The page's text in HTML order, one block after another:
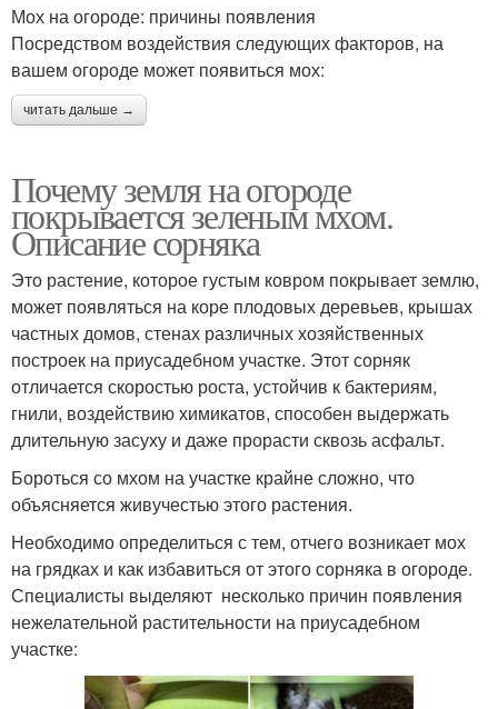
Мох на огороде: причины появления
Посредством воздействия следующих факторов, на
вашем огороде может появиться мох:
читать дальше →
Почему земля на огороде
покрывается зеленым мхом.
Описание сорняка
Это растение, которое густым ковром покрывает землю,
может появляться на коре плодовых деревьев, крышах
частных домов, стенах различных хозяйственных
построек на приусадебном участке. Этот сорняк
отличается скоростью роста, устойчив к бактериям,
гнили, воздействию химикатов, способен выдержать
длительную засуху и даже прорасти сквозь асфальт.
Бороться со мхом на участке крайне сложно, что
объясняется живучестью этого растения.
Необходимо определиться с тем, отчего возникает мох
на грядках и как избавиться от этого сорняка в огороде.
Специалисты выделяют несколько причин появления
нежелательной растительности на приусадебном
участке: